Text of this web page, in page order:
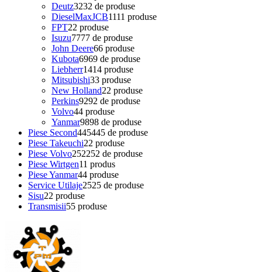
Deutz3232 de produse
DieselMaxJCB1111 produse
FPT22 produse
Isuzu7777 de produse
John Deere66 produse
Kubota6969 de produse
Liebherr1414 produse
Mitsubishi33 produse
New Holland22 produse
Perkins9292 de produse
Volvo44 produse
Yanmar9898 de produse
Piese Second445445 de produse
Piese Takeuchi22 produse
Piese Volvo252252 de produse
Piese Wirtgen11 produs
Piese Yanmar44 produse
Service Utilaje2525 de produse
Sisu22 produse
Transmisii55 produse